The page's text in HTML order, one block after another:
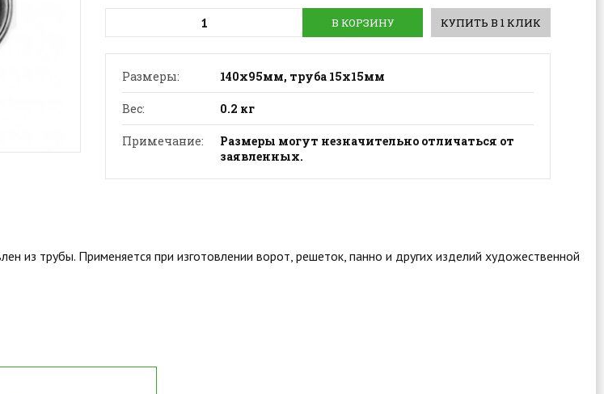
КУПИТЬ В 1 КЛИК
В КОРЗИНУ
Размеры: 140х95мм, труба 15х15мм
Вес: 0.2 кг
Примечание:
Размеры могут незначительно отличаться от
заявленных.
из трубы. Применяется при изготовлении ворот, решеток, панно и других изделий художественной